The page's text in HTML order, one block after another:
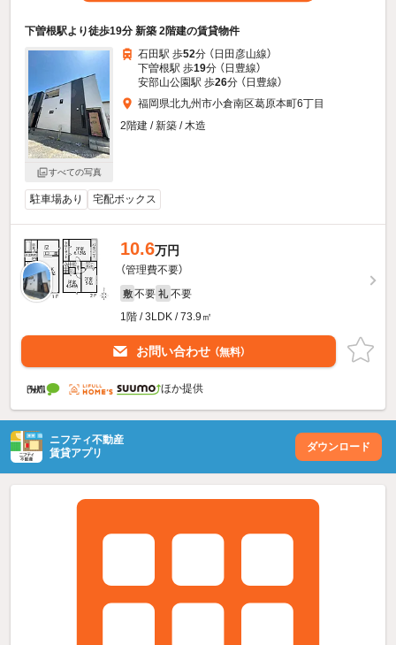
下曽根駅より徒歩19分 新築 2階建の賃貸物件
すべての写真
石田駅 歩52分 （日田彦山線）
下曽根駅 歩19分 （日豊線）
安部山公園駅 歩26分 （日豊線）
福岡県北九州市小倉南区葛原本町6丁目
2階建 / 新築 / 木造
駐車場あり 宅配ボックス
10.6万円
（管理費不要）
敷 不要 礼 不要
1階 / 3LDK / 73.9㎡
お問い合わせ （無料）
ほか提供
ニフティ不動産
賃貸アプリ
ダウンロード